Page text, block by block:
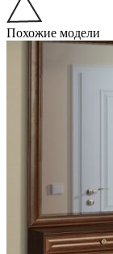
Похожие модели